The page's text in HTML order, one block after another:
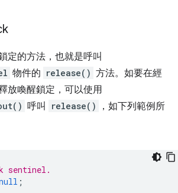
定的方法，也就是呼叫
物件的 release() 方法。如要在經
放喚醒鎖定，可以使用
呼叫 release()
，如下列範例所
sentinel.
;